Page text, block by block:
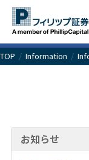
TOP / Information /
お知らせ